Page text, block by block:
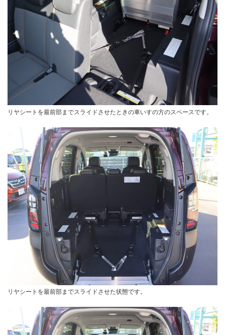
リヤシートを最前部までスライドさせたときの車いすの方のスペースです。
リヤシートを最前部までスライドさせた状態です。